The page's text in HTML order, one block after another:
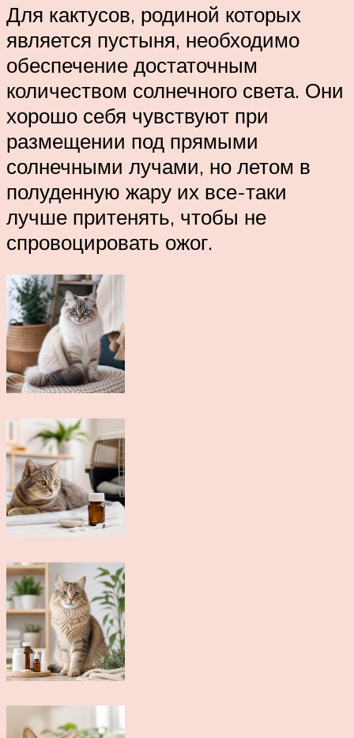
Для кактусов, родиной которых
является пустыня, необходимо
обеспечение достаточным
количеством солнечного света. Они
хорошо себя чувствуют при
размещении под прямыми
солнечными лучами, но летом в
полуденную жару их все-таки
лучше притенять, чтобы не
спровоцировать ожог.